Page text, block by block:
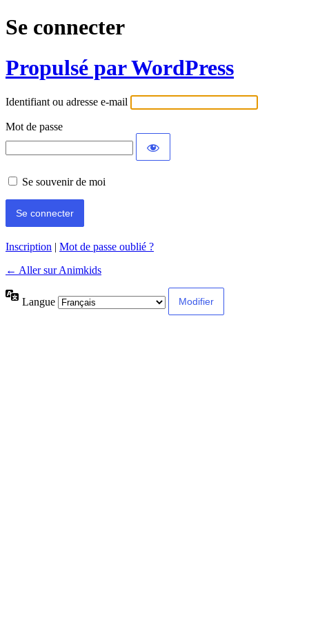
Se connecter
Propulsé par WordPress
Identifiant ou adresse e-mail
Mot de passe
Se souvenir de moi
Inscription | Mot de passe oublié ?
← Aller sur Animkids
Langue